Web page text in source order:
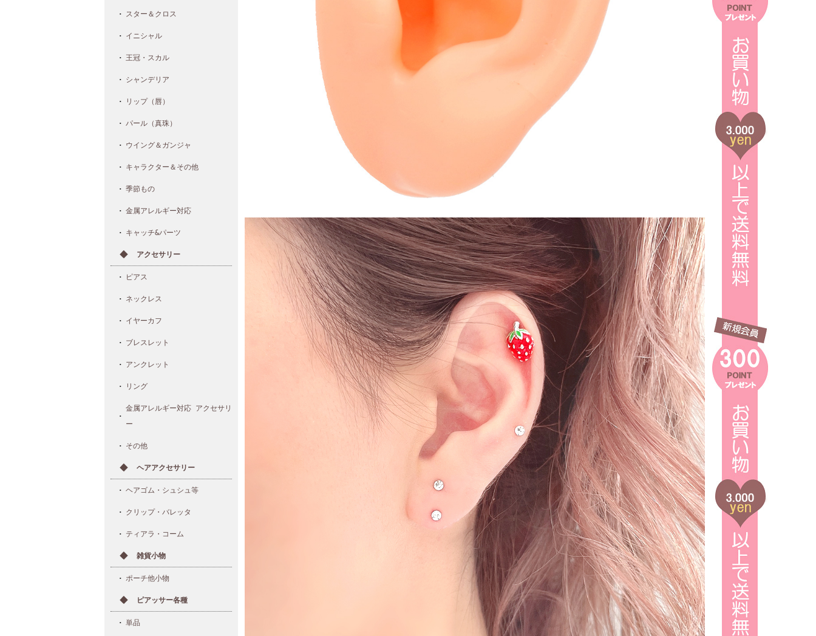
スター＆クロス
イニシャル
王冠・スカル
シャンデリア
リップ（唇）
パール（真珠）
ウイング＆ガンジャ
キャラクター＆その他
季節もの
金属アレルギー対応
キャッチ&パーツ
アクセサリー
ピアス
ネックレス
イヤーカフ
ブレスレット
アンクレット
リング
金属アレルギー対応 アクセサリ
ー
その他
ヘアアクセサリー
ヘアゴム・シュシュ等
クリップ・バレッタ
ティアラ・コーム
雑貨小物
ポーチ他小物
ピアッサー各種
単品